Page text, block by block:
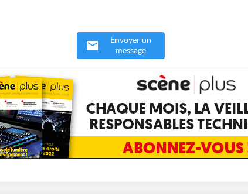
Envoyer un
message